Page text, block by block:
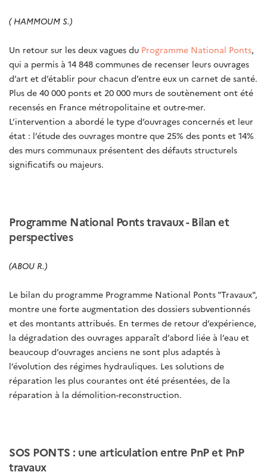
( HAMMOUM S.)
Un retour sur les deux vagues du Programme National Ponts,
qui a permis à 14 848 communes de recenser leurs ouvrages
d’art et d’établir pour chacun d’entre eux un carnet de santé.
Plus de 40 000 ponts et 20 000 murs de soutènement ont été
recensés en France métropolitaine et outre-mer.
L’intervention a abordé le type d’ouvrages concernés et leur
état : l’étude des ouvrages montre que 25% des ponts et 14%
des murs communaux présentent des défauts structurels
significatifs ou majeurs.
Programme National Ponts travaux - Bilan et
perspectives
(ABOU R.)
Le bilan du programme Programme National Ponts "Travaux",
montre une forte augmentation des dossiers subventionnés
et des montants attribués. En termes de retour d’expérience,
la dégradation des ouvrages apparaît d’abord liée à l’eau et
beaucoup d’ouvrages anciens ne sont plus adaptés à
l’évolution des régimes hydrauliques. Les solutions de
réparation les plus courantes ont été présentées, de la
réparation à la démolition-reconstruction.
SOS PONTS : une articulation entre PnP et PnP
travaux